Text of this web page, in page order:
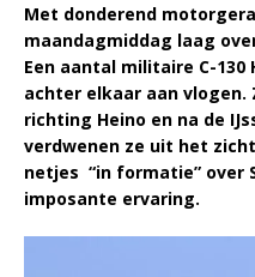
Met donderend
maandagmiddag laag
Een aantal militaire C-
achter elkaar aan
richting Heino en na de
verdwenen ze uit het
netjes “in formatie” over
imposante ervaring.